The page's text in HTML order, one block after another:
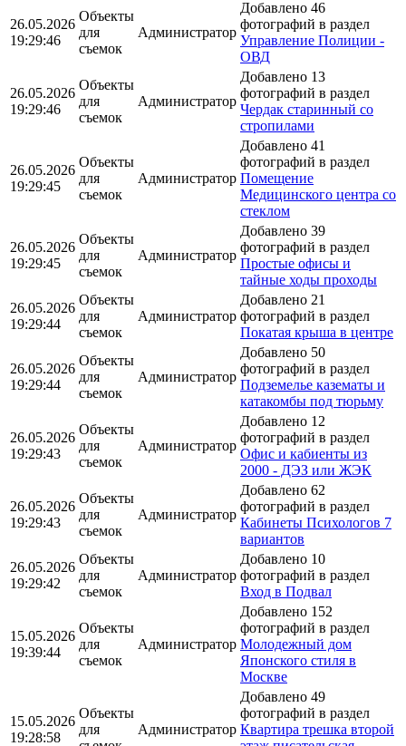
26.05.2026
19:29:46
Объекты
для
съемок
Администратор
Добавлено 46
фотографий в раздел
Управление Полиции -
ОВД
26.05.2026
19:29:46
Объекты
для
съемок
Администратор
Добавлено 13
фотографий в раздел
Чердак старинный со
стропилами
26.05.2026
19:29:45
Объекты
для
съемок
Администратор
Добавлено 41
фотографий в раздел
Помещение
Медицинского центра со
стеклом
26.05.2026
19:29:45
Объекты
для
съемок
Администратор
Добавлено 39
фотографий в раздел
Простые офисы и
тайные ходы проходы
26.05.2026
19:29:44
Объекты
для
съемок
Администратор
Добавлено 21
фотографий в раздел
Покатая крыша в центре
26.05.2026
19:29:44
Объекты
для
съемок
Администратор
Добавлено 50
фотографий в раздел
Подземелье казематы и
катакомбы под тюрьму
26.05.2026
19:29:43
Объекты
для
съемок
Администратор
Добавлено 12
фотографий в раздел
Офис и кабиенты из
2000 - ДЭЗ или ЖЭК
26.05.2026
19:29:43
Объекты
для
съемок
Администратор
Добавлено 62
фотографий в раздел
Кабинеты Психологов 7
вариантов
26.05.2026
19:29:42
Объекты
для
съемок
Администратор
Добавлено 10
фотографий в раздел
Вход в Подвал
15.05.2026
19:39:44
Объекты
для
съемок
Администратор
Добавлено 152
фотографий в раздел
Молодежный дом
Японского стиля в
Москве
15.05.2026
19:28:58
Объекты
для
Администратор
Добавлено 49
фотографий в раздел
Квартира трешка второй